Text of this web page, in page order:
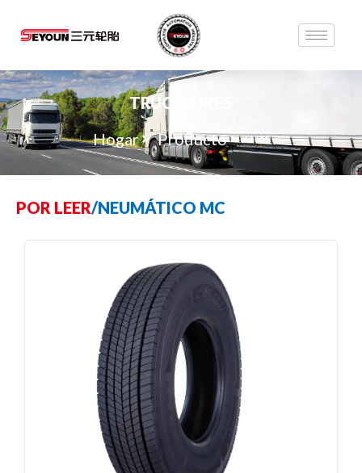
TRUCK TIRES
Hogar
Producto Largo
POR LEER/NEUMÁTICO MC